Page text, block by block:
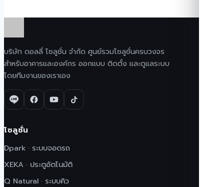
บริษัท ดอลลี่ โซลูชั่น จำกัด ศูนย์รวมโซลูชั่นครบวงจร
สำหรับอาคารและองค์กร ออกแบบ ติดตั้ง และดูแลระบบ
โดยทีมงานของเราเอง
โซลูชั่น
Dpark · ระบบจอดรถ
XEKA · ประตูอัตโนมัติ
Q Natural · ระบบคิว